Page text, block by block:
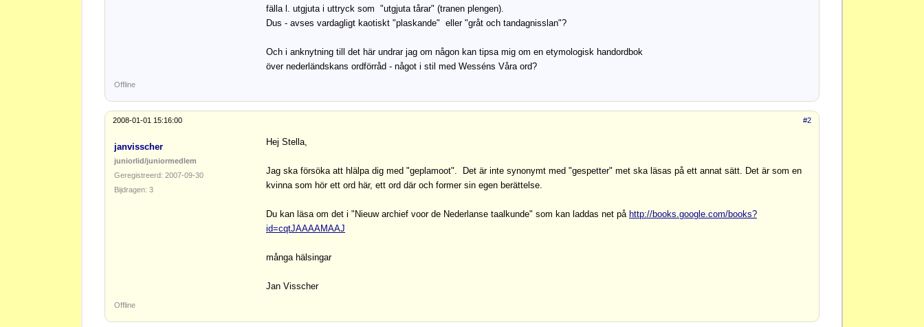
fälla l. utgjuta i uttryck som "utgjuta tårar" (tranen plengen).
Dus - avses vardagligt kaotiskt "plaskande" eller "gråt och tandagnisslan"?
Och i anknytning till det här undrar jag om någon kan tipsa mig om en etymologisk handordbok
över nederländskans ordförråd - något i stil med Wesséns Våra ord?
Offline
#2
2008-01-01 15:16:00
janvisscher
juniorlid/juniormedlem
Geregistreerd: 2007-09-30
Bijdragen: 3
Hej Stella,
Jag ska försöka att hlälpa dig med "geplamoot". Det är inte synonymt med "gespetter" met ska läsas på ett annat sätt. Det är som en
kvinna som hör ett ord här, ett ord där och former sin egen berättelse.
Du kan läsa om det i "Nieuw archief voor de Nederlanse taalkunde" som kan laddas net på http://books.google.com/books?
id=cqtJAAAAMAAJ
många hälsingar
Jan Visscher
Offline